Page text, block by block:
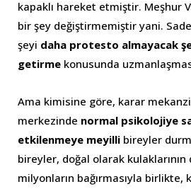
kapaklı hareket etmiştir. Meşhur
bir şey değiştirmemiştir yani.
şeyi daha protesto almayacak
getirme konusunda
Ama kimisine göre, karar
merkezinde normal psikolojiye
etkilenmeye meyilli bireyler
bireyler, doğal olarak
milyonların bağırmasıyla birlikte,